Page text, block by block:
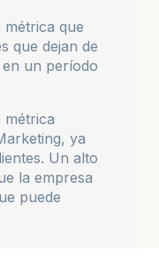
métrica que
que dejan de
un período
métrica
ya
Un alto
la empresa
puede